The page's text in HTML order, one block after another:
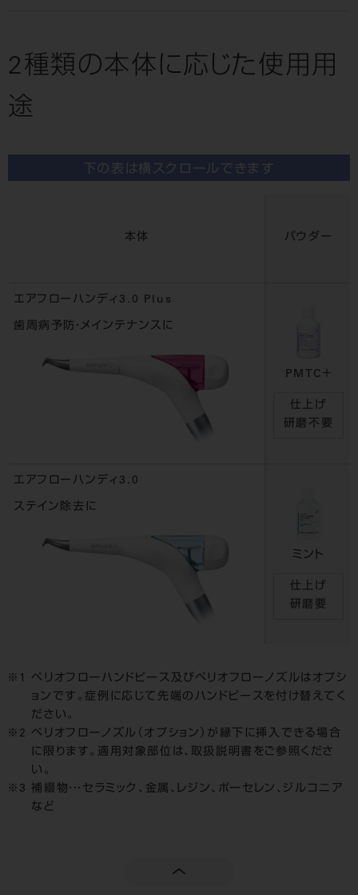
2種類の本体に応じた使用用
途
下の表は横スクロールできます
本体 パウダー
エアフローハンディ3.0 Plus
歯周病予防・メインテナンスに
PMTC＋
仕上げ
研磨不要
エアフローハンディ3.0
ステイン除去に
ミント
仕上げ
研磨要
ペリオフローハンドピース及びペリオフローノズルはオプシ
ョンです。症例に応じて先端のハンドピースを付け替えてく
ださい。
ペリオフローノズル（オプション）が縁下に挿入できる場合
に限ります。適用対象部位は、取扱説明書をご参照くださ
い。
補綴物・・・セラミック、金属、レジン、ポーセレン、ジルコニア
など